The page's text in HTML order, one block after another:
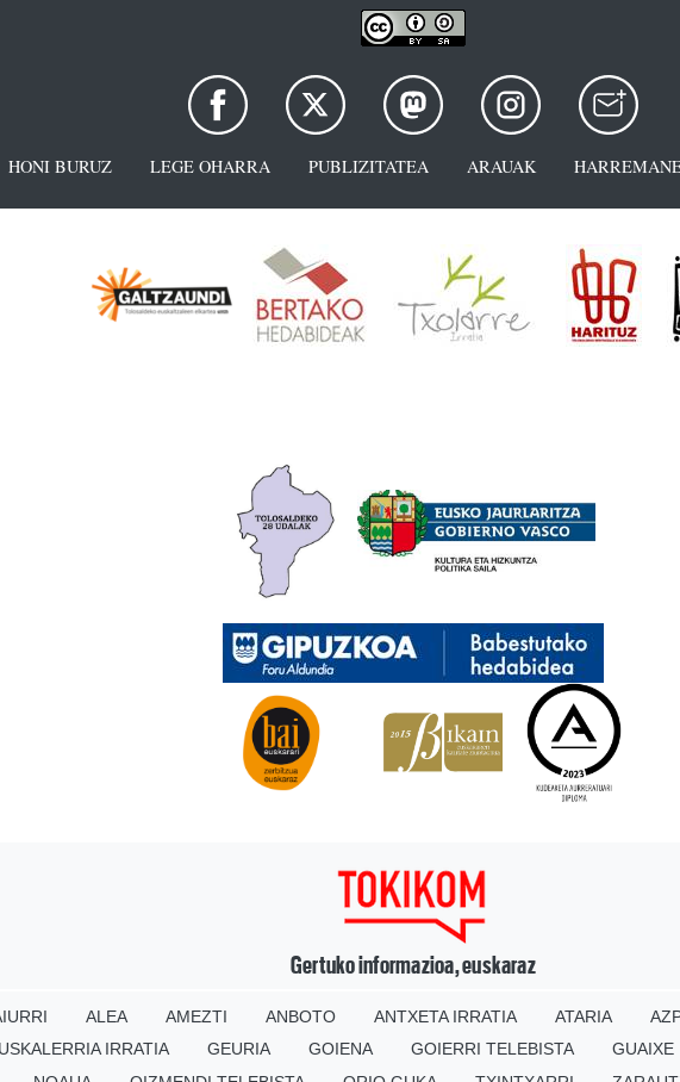
HONI BURUZ LEGE OHARRA PUBLIZITATEA ARAUAK
Gertuko informazioa, euskaraz
ALEA AMEZTI ANBOTO ANTXETA IRRATIA ATARIA
IRRATIA GEURIA GOIENA GOIERRI TELEBISTA
GUAIXE